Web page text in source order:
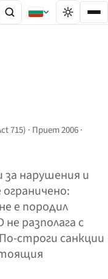
715) · Приет 2006 ·
за нарушения и
е породил
разполага с
строги санкции